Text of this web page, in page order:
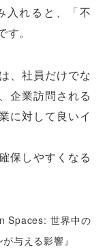
入れると、「不
。
、社員だけでな
企業訪問される
に対して良いイ
保しやすくなる
Spaces: 世界中の
与える影響』